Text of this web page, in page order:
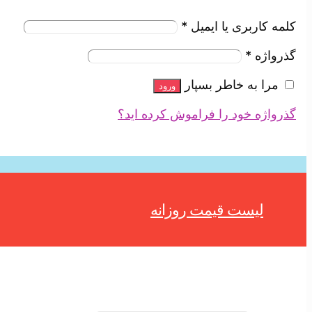
کلمه کاربری یا ایمیل *
گذرواژه *
مرا به خاطر بسپار
ورود
گذرواژه خود را فراموش کرده اید؟
لیست قیمت روزانه